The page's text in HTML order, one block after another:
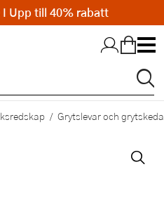
Grytslevar och
I Upp till 40% rabatt